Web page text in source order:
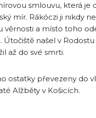
smlouvu, která je
mír. Rákóczi ji nikdy
věrnosti a místo toho
našel v Rodostu
až do své smrti.
ostatky převezeny do
Alžběty v Košicích.